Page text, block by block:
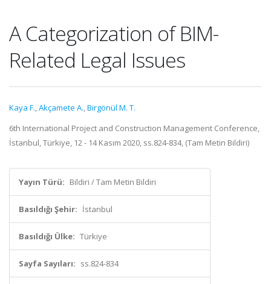
A Categorization of BIM-
Related Legal Issues
Kaya F. Akçamete A. Birgönül M. T.
6th International Project and Construction Management Conference,
İstanbul, Türkiye, 12 - 14 Kasım 2020, ss.824-834, (Tam Metin Bildiri)
Yayın Türü: Bildiri / Tam Metin Bildiri
Basıldığı Şehir: İstanbul
Basıldığı Ülke: Türkiye
Sayfa Sayıları: ss.824-834